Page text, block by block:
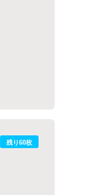
残り60枚